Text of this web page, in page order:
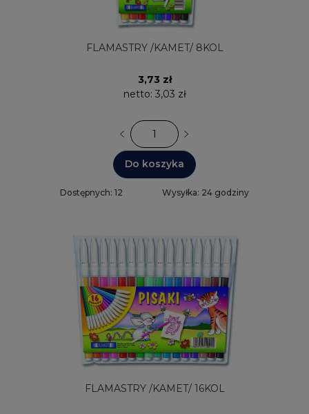
FLAMASTRY /KAMET/ 8KOL
3,73 zł
netto: 3,03 zł
Do koszyka
Dostępnych: 12 Wysyłka: 24 godziny
FLAMASTRY /KAMET/ 16KOL